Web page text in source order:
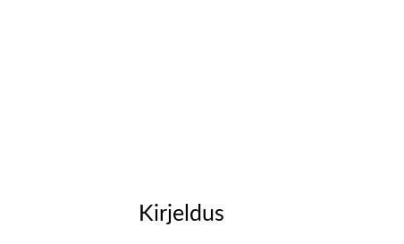
Kirjeldus